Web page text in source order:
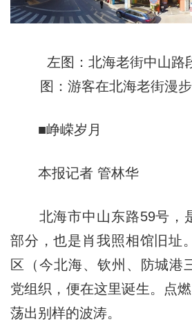
左图：北海老街中山路
图：游客在北海老街漫
■峥嵘岁月
本报记者 管林华
北海市中山东路59号，
部分，也是肖我照相馆旧址
区（今北海、钦州、防城港
党组织，便在这里诞生。点
荡出别样的波涛。